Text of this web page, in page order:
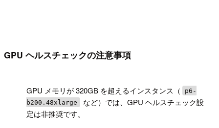
GPU ヘルスチェックの注意事項
GPU メモリが 320GB を超えるインスタンス（
p6-
b200.48xlarge
など）では、GPU ヘルスチェック設
定は非推奨です。